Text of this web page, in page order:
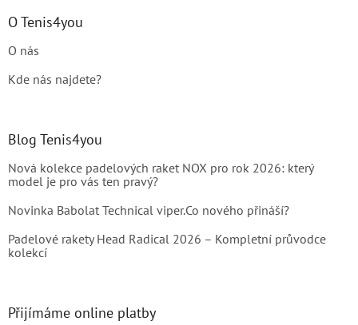
O Tenis4you
O nás
Kde nás najdete?
Blog Tenis4you
Nová kolekce padelových raket NOX pro rok 2026: který
model je pro vás ten pravý?
Novinka Babolat Technical viper.Co nového přináší?
Padelové rakety Head Radical 2026 – Kompletní průvodce
kolekcí
Přijímáme online platby